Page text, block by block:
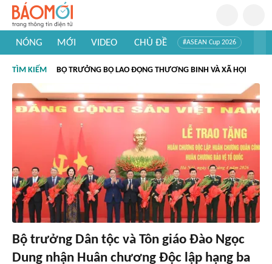
NÓNG MỚI VIDEO CHỦ ĐỀ #ASEAN Cup 2026
#Khám phá thế giới
TÌM KIẾM BỘ TRƯỞNG BỘ LAO ĐỘNG THƯƠNG BINH VÀ XÃ HỘI
Bộ trưởng Dân tộc và Tôn giáo Đào Ngọc
Dung nhận Huân chương Độc lập hạng ba